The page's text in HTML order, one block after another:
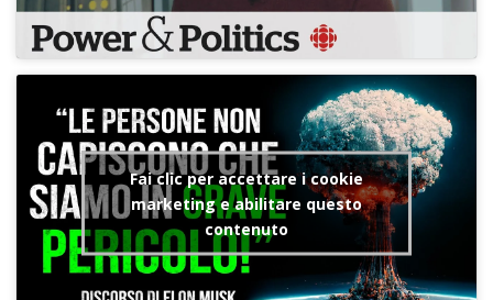
Fai clic per accettare i cookie
marketing e abilitare questo
contenuto